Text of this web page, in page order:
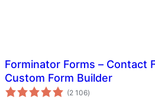
Forminator Forms – Contact
Custom Form Builder
(2 106загальний
рейтинг
)